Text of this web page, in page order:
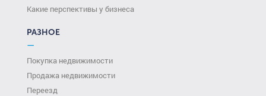
Какие перспективы у бизнеса
РАЗНОЕ
—
Покупка недвижимости
Продажа недвижимости
Переезд